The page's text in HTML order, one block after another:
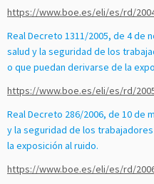
https://www.boe.es/eli/es/rd/
Real Decreto 1311/2005, de 4 de
salud y la seguridad de los
o que puedan derivarse de la
https://www.boe.es/eli/es/rd/
Real Decreto 286/2006, de 10 de
y la seguridad de los
la exposición al ruido.
https://www.boe.es/eli/es/rd/